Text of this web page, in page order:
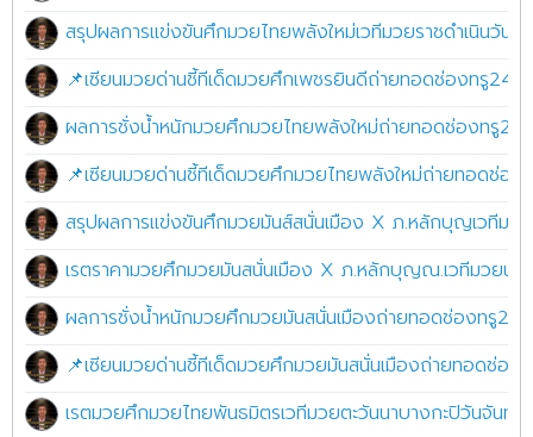
สรุปผลการแข่งขันศึกมวยไทยพลังใหม่เวทีมวยราชดำเนินวั
📌เซียนมวยด่านชี้ทีเด็ดมวยศึกเพชรยินดีถ่ายทอดช่องทรู24เ
ผลการชั่งน้ำหนักมวยศึกมวยไทยพลังใหม่ถ่ายทอดช่องทรู24.
📌เซียนมวยด่านชี้ทีเด็ดมวยศึกมวยไทยพลังใหม่ถ่ายทอดช่อง
สรุปผลการแข่งขันศึกมวยมันส์สนั่นเมือง X ภ.หลักบุญเวทีมวย
เรตราคามวยศึกมวยมันสนั่นเมือง X ภ.หลักบุญณ.เวทีมวยนา
ผลการชั่งน้ำหนักมวยศึกมวยมันสนั่นเมืองถ่ายทอดช่องทรู24
📌เซียนมวยด่านชี้ทีเด็ดมวยศึกมวยมันสนั่นเมืองถ่ายทอดช่อง
เรตมวยศึกมวยไทยพันธมิตรเวทีมวยตะวันนาบางกะปิวันจัน